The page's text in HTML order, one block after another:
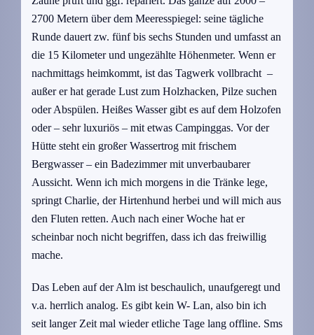
2700 Metern über dem Meeresspiegel: seine tägliche
Runde dauert zw. fünf bis sechs Stunden und umfasst an
die 15 Kilometer und ungezählte Höhenmeter. Wenn er
nachmittags heimkommt, ist das Tagwerk vollbracht –
außer er hat gerade Lust zum Holzhacken, Pilze suchen
oder Abspülen. Heißes Wasser gibt es auf dem Holzofen
oder – sehr luxuriös – mit etwas Campinggas. Vor der
Hütte steht ein großer Wassertrog mit frischem
Bergwasser – ein Badezimmer mit unverbaubarer
Aussicht. Wenn ich mich morgens in die Tränke lege,
springt Charlie, der Hirtenhund herbei und will mich aus
den Fluten retten. Auch nach einer Woche hat er
scheinbar noch nicht begriffen, dass ich das freiwillig
mache.
Das Leben auf der Alm ist beschaulich, unaufgeregt und
v.a. herrlich analog. Es gibt kein W- Lan, also bin ich
seit langer Zeit mal wieder etliche Tage lang offline. Sms